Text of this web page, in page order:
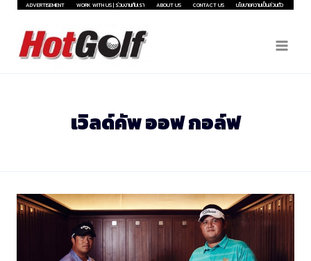
Skip
content
ADVERTISEMENT WORK WITH US | ร่วมงานกับเรา ABOUT US CONTACT US นโยบายความเป็นส่วนตัว
เวิลด์คัพ ออฟ กอล์ฟ